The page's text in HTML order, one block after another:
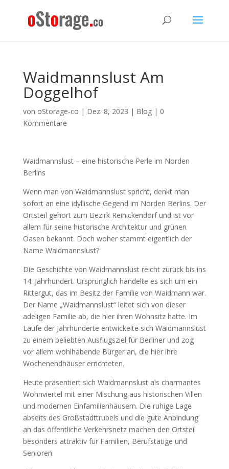
Waidmannslust Am
Doggelhof
von oStorage-co | Dez. 8, 2023 | Blog| 0
Kommentare
Waidmannslust – eine historische Perle im Norden
Berlins
Wenn man von Waidmannslust spricht, denkt man
sofort an eine idyllische Gegend im Norden Berlins. Der
Ortsteil gehört zum Bezirk Reinickendorf und ist vor
allem für seine historische Architektur und grünen
Oasen bekannt. Doch woher stammt eigentlich der
Name Waidmannslust?
Die Geschichte von Waidmannslust reicht zurück bis ins
14. Jahrhundert. Ursprünglich handelte es sich um ein
Rittergut, das im Besitz der Familie von Waidmann war.
Der Name „Waidmannslust“ leitet sich von dieser
adeligen Familie ab, die hier ihren Wohnsitz hatte. Im
Laufe der Jahrhunderte entwickelte sich Waidmannslust
zu einem beliebten Ausflugsziel für Berliner und zog
vor allem wohlhabende Bürger an, die hier ihre
Wochenendhäuser errichteten.
Heute präsentiert sich Waidmannslust als charmantes
Wohnviertel mit einer Mischung aus historischen Villen
und modernen Einfamilienhäusern. Die ruhige Lage
abseits des Großstadttrubels und die gute Anbindung
an das öffentliche Verkehrsnetz machen den Ortsteil
besonders attraktiv für Familien, Berufstätige und
Senioren.